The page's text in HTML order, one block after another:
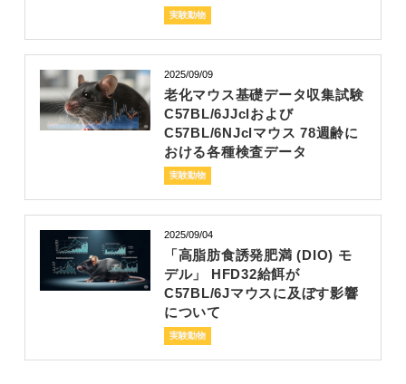
実験動物
2025/09/09
老化マウス基礎データ収集試験
C57BL/6JJclおよび
C57BL/6NJclマウス 78週齢に
おける各種検査データ
実験動物
2025/09/04
「高脂肪食誘発肥満 (DIO) モ
デル」 HFD32給餌が
C57BL/6Jマウスに及ぼす影響
について
実験動物